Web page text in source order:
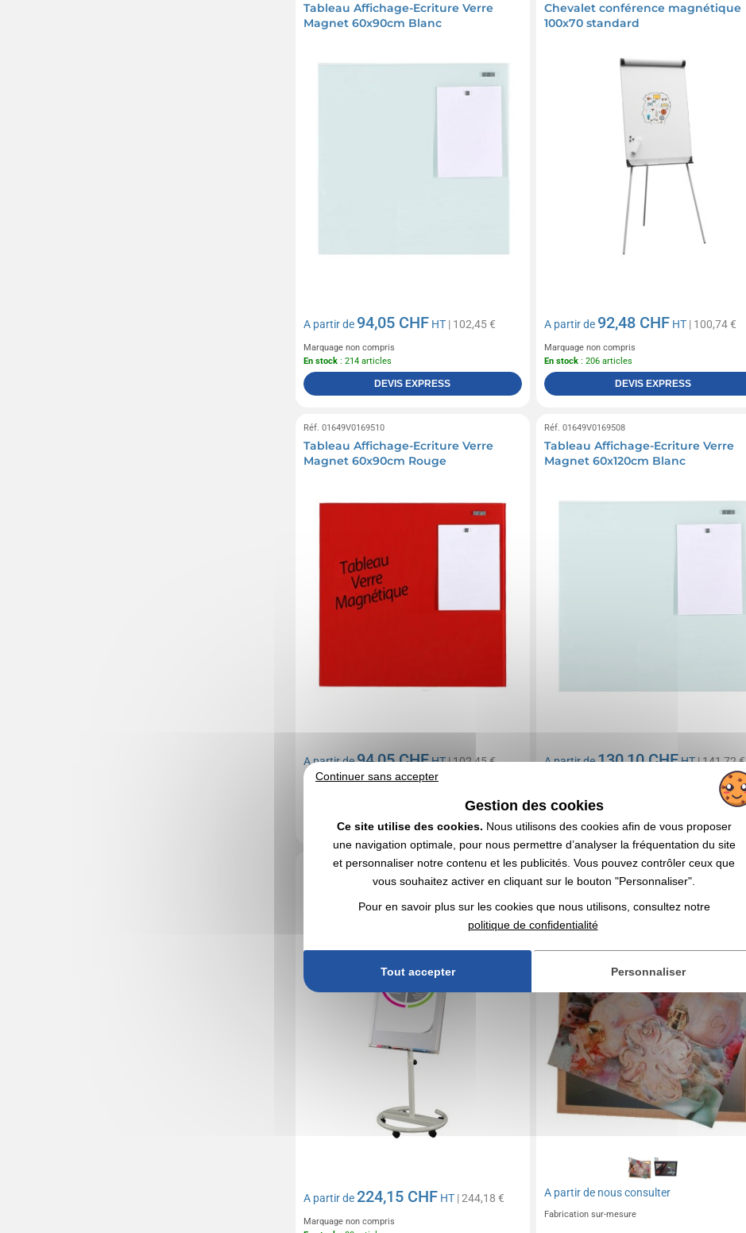
Tableau Affichage-Ecriture Verre
Magnet 60x90cm Blanc
A partir de 94,05 CHF HT | 102,45 €
Marquage non compris
En stock : 214 articles
DEVIS EXPRESS
Chevalet conférence magnétique
100x70 standard
A partir de 92,48 CHF HT| 100,74 €
Marquage non compris
En stock: 206 articles
DEVIS EXPRESS
Réf. 01649V0169510
Tableau Affichage-Ecriture Verre
Magnet 60x90cm Rouge
A partir de94,05 CHFHT| 102,45 €
Marquage non compris
DEVIS EXPRESS
Réf. 01649V0169508
Tableau Affichage-Ecriture Verre
Magnet 60x120cm Blanc
A partir de130,10 CHFHT| 141,72 €
En stock: 136 articles
DEVIS EXPRESS
Réf. 01649V0169284
Chevalet conférence magnet 100x70
A partir de224,15 CHF HT | 244,18 €
Marquage non compris
Réf. 01447V0098819
Tableau magnétique
A partir de nous consulter
Fabrication sur-mesure
Continuer sans accepter
Gestion des cookies
Ce site utilise des cookies. Nous utilisons des cookies afin de vous proposer
une navigation optimale, pour nous permettre d’analyser la fréquentation du site
et personnaliser notre contenu et les publicités. Vous pouvez contrôler ceux que
vous souhaitez activer en cliquant sur le bouton "Personnaliser".
Pour en savoir plus sur les cookies que nous utilisons, consultez notre
politique de confidentialité
Tout accepter Personnaliser